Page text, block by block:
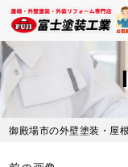
Skip
to
main
content
御殿場市の外壁塗装・屋